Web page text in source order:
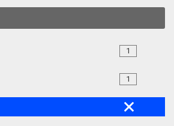
1
1